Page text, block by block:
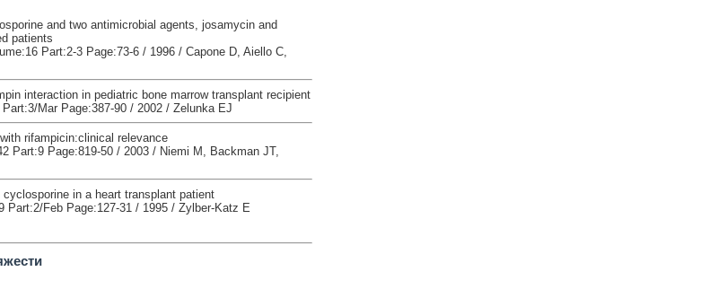
and two antimicrobial agents, josamycin and
patients
Part:2-3 Page:73-6 / 1996 / Capone D, Aiello C,
interaction in pediatric bone marrow transplant recipient
Mar Page:387-90 / 2002 / Zelunka EJ
rifampicin:clinical relevance
Part:9 Page:819-50 / 2003 / Niemi M, Backman JT,
in a heart transplant patient
Part:2/Feb Page:127-31 / 1995 / Zylber-Katz E